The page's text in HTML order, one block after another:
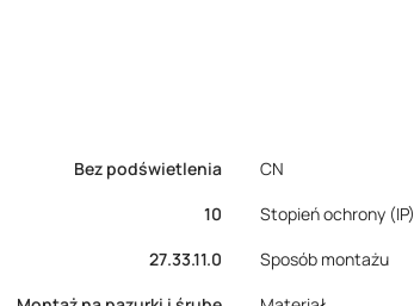
Bez podświetlenia CN
10 Stopień ochrony (IP)
27.33.11.0 Sposób montażu